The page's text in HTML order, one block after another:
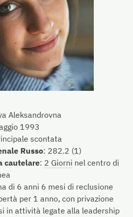
Aleksandrovna
1993
scontata
Russo: 282.2 (1)
cautelare: 2 Giorni nel centro di
di 6 anni 6 mesi di reclusione
per 1 anno, con privazione
in attività legate alla leadership